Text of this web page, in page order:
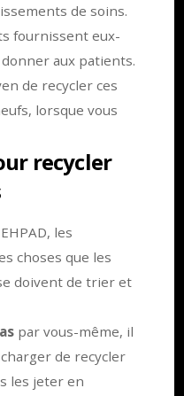
de soins.
fournissent eux-
aux patients.
de recycler ces
lorsque vous
recycler
les
choses que les
doivent de trier et
par vous-même, il
de recycler
les jeter en